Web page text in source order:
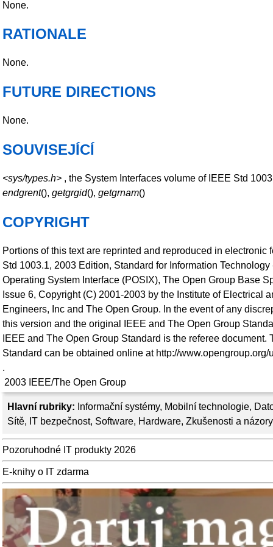
Hlavní rubriky: Informační systémy, Mobilní technologie,
Sítě, IT bezpečnost, Software, Hardware, Zkušenosti a názory
Pozoruhodné IT produkty 2026
E-knihy o IT zdarma
None.
RATIONALE
None.
FUTURE DIRECTIONS
None.
SOUVISEJÍCÍ
<sys/types.h> , the System Interfaces volume of IEEE Std
endgrent(), getgrgid(), getgrnam()
COPYRIGHT
Portions of this text are reprinted and reproduced in electronic
Std 1003.1, 2003 Edition, Standard for Information Technology
Operating System Interface (POSIX), The Open Group Base
Issue 6, Copyright (C) 2001-2003 by the Institute of Electrical
Engineers, Inc and The Open Group. In the event of any
this version and the original IEEE and The Open Group
IEEE and The Open Group Standard is the referee document.
Standard can be obtained online at http://www.opengroup.org/
.
2003 IEEE/The Open Group